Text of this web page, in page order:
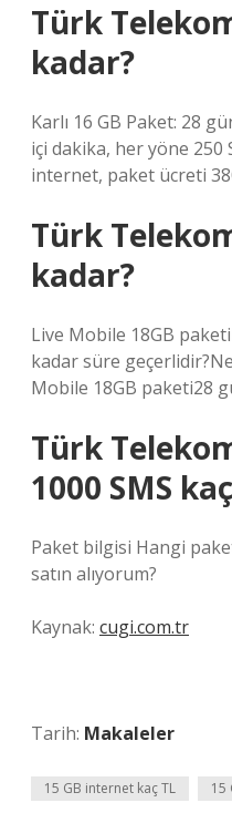
Türk
kadar?
Karlı 16 GB Paket: 28
içi dakika, her yöne 250
internet, paket ücreti
Türk
kadar?
Live Mobile 18GB
kadar süre
Mobile 18GB paketi28
Türk
1000 SMS
Paket bilgisi Hangi
satın alıyorum?
Kaynak: cugi.com.tr
Tarih: Makaleler
15 GB internet kaç TL 15